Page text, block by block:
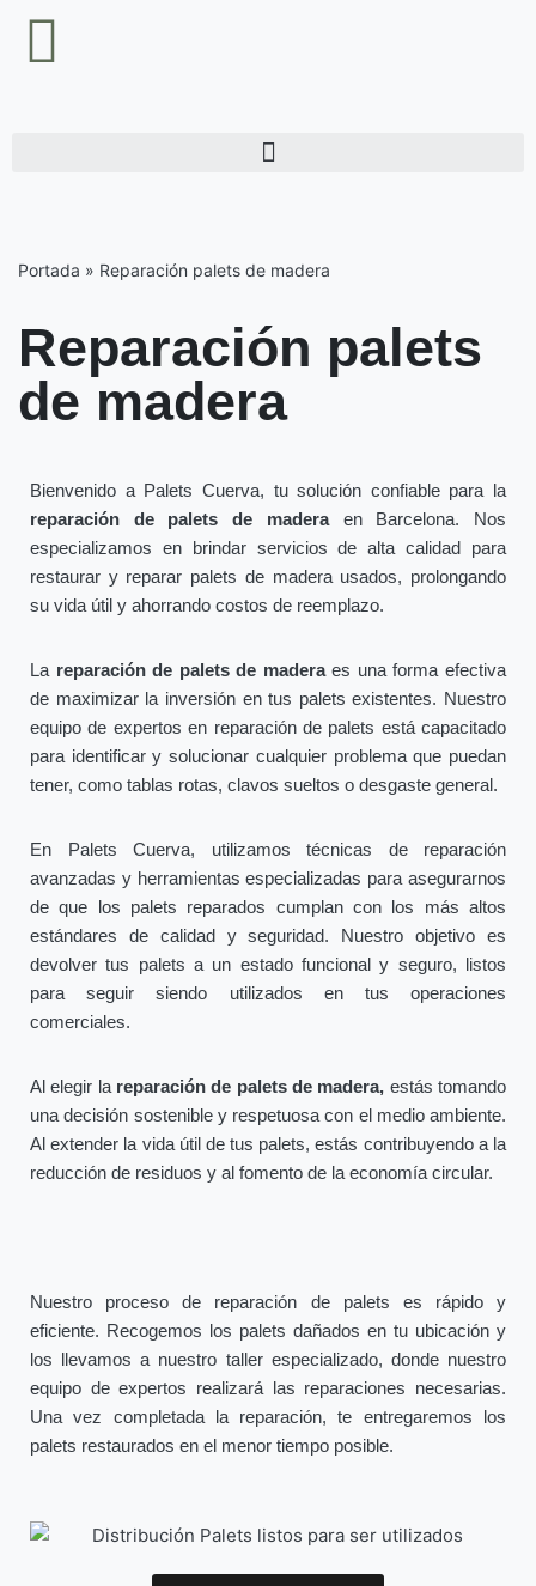
Saltar
Portada » Reparación palets de madera
Reparación palets
de madera
Bienvenido a Palets Cuerva, tu solución confiable para la
reparación de palets de maderaen Barcelona. Nos
especializamos en brindar servicios de alta calidad para
restaurar y reparar palets de madera usados, prolongando
su vida útil y ahorrando costos de reemplazo.
La reparación de palets de maderaes una forma efectiva
de maximizar la inversión en tus palets existentes. Nuestro
equipo de expertos en reparación de palets está capacitado
para identificar y solucionar cualquier problema que puedan
tener, como tablas rotas, clavos sueltos o desgaste general.
En Palets Cuerva, utilizamos técnicas de reparación
avanzadas y herramientas especializadas para asegurarnos
de que los palets reparados cumplan con los más altos
estándares de calidad y seguridad. Nuestro objetivo es
devolver tus palets a un estado funcional y seguro, listos
para seguir siendo utilizados en tus operaciones
comerciales.
Al elegir lareparación de palets de madera, estás tomando
una decisión sostenible y respetuosa con el medio ambiente.
Al extender la vida útil de tus palets, estás contribuyendo a la
reducción de residuos y al fomento de la economía circular.
Nuestro proceso de reparación de palets es rápido y
eficiente. Recogemos los palets dañados en tu ubicación y
los llevamos a nuestro taller especializado, donde nuestro
equipo de expertos realizará las reparaciones necesarias.
Una vez completada la reparación, te entregaremos los
palets restaurados en el menor tiempo posible.